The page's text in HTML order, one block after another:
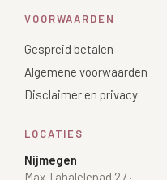
VOORWAARDEN
Gespreid betalen
Algemene voorwaarden
Disclaimer en privacy
LOCATIES
Nijmegen
Max Tahalelepad 27·